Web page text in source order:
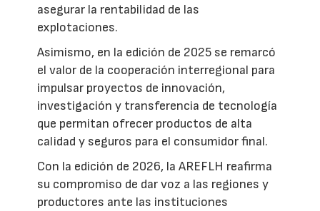
asegurar la rentabilidad de las
explotaciones.
Asimismo, en la edición de 2025 se remarcó
el valor de la cooperación interregional para
impulsar proyectos de innovación,
investigación y transferencia de tecnología
que permitan ofrecer productos de alta
calidad y seguros para el consumidor final.
Con la edición de 2026, la AREFLH reafirma
su compromiso de dar voz a las regiones y
productores ante las instituciones